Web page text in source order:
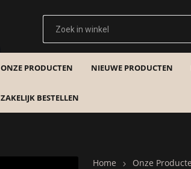
ONZE PRODUCTEN NIEUWE PRODUCTEN
ZAKELIJK BESTELLEN
Home Onze